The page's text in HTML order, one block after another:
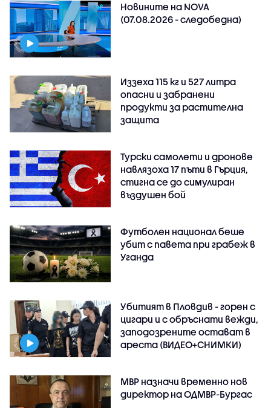
Новините на NOVA
(07.08.2026 - следобедна)
Иззеха 115 кг и 527 литра
опасни и забранени
продукти за растителна
защита
Турски самолети и дронове
навлязоха 17 пъти в Гърция,
стигна се до симулиран
въздушен бой
Футболен национал беше
убит с павета при грабеж в
Уганда
Убитият в Пловдив - горен с
цигари и с обръснати вежди,
заподозрените остават в
ареста (ВИДЕО+СНИМКИ)
МВР назначи временно нов
директор на ОДМВР-Бургас